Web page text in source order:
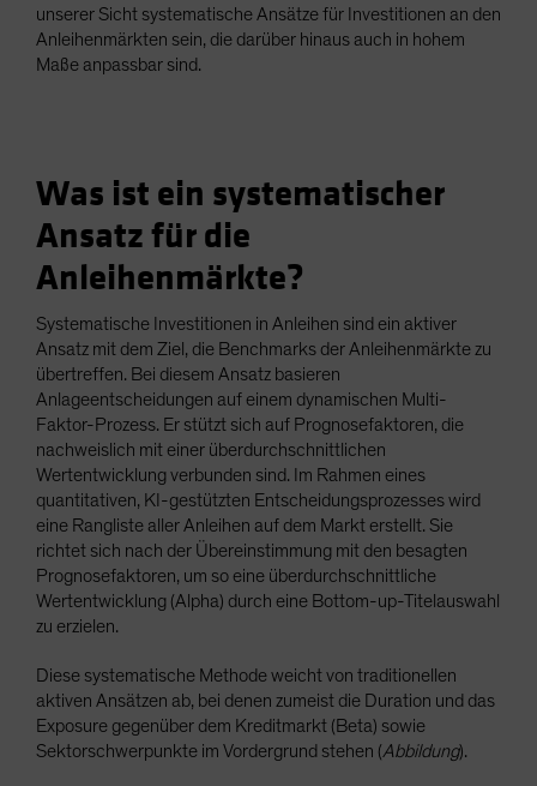
unserer Sicht systematische Ansätze für Investitionen an den
Anleihenmärkten sein, die darüber hinaus auch in hohem
Maße anpassbar sind.
Was ist ein systematischer
Ansatz für die
Anleihenmärkte?
Systematische Investitionen in Anleihen sind ein aktiver
Ansatz mit dem Ziel, die Benchmarks der Anleihenmärkte zu
übertreffen. Bei diesem Ansatz basieren
Anlageentscheidungen auf einem dynamischen Multi-
Faktor-Prozess. Er stützt sich auf Prognosefaktoren, die
nachweislich mit einer überdurchschnittlichen
Wertentwicklung verbunden sind. Im Rahmen eines
quantitativen, KI-gestützten Entscheidungsprozesses wird
eine Rangliste aller Anleihen auf dem Markt erstellt. Sie
richtet sich nach der Übereinstimmung mit den besagten
Prognosefaktoren, um so eine überdurchschnittliche
Wertentwicklung (Alpha) durch eine Bottom-up-Titelauswahl
zu erzielen.
Diese systematische Methode weicht von traditionellen
aktiven Ansätzen ab, bei denen zumeist die Duration und das
Exposure gegenüber dem Kreditmarkt (Beta) sowie
Sektorschwerpunkte im Vordergrund stehen (Abbildung).